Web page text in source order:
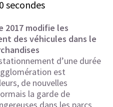
secondes
2017 modifie les
des véhicules dans le
d’une durée
est
de nouvelles
la garde de
dans les parcs